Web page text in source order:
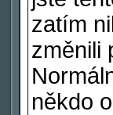
zatím
změnili
někdo